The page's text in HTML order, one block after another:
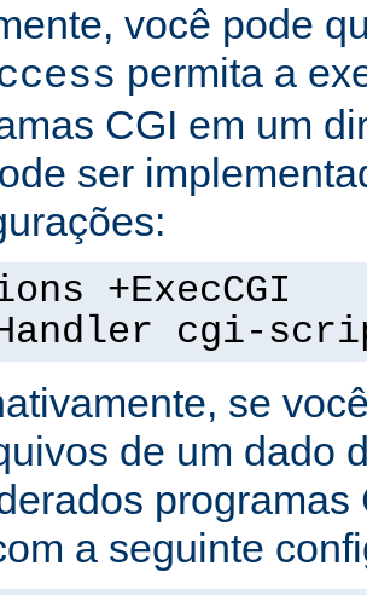
você pode
permita a
CGI em um
ser
+ExecCGI
cgi-
se
de um dado
programas
a seguinte